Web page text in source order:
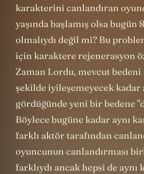
karakterini canlandıran
yaşında başlamış olsa bugün
olmalıydı değil mi? Bu
için karaktere rejenerasyon
Zaman Lordu, mevcut
şekilde iyileşemeyecek kadar
gördüğünde yeni bir bedene
Böylece bugüne kadar aynı
farklı aktör tarafından
oyuncunun canlandırması
farklıydı ancak hepsi de